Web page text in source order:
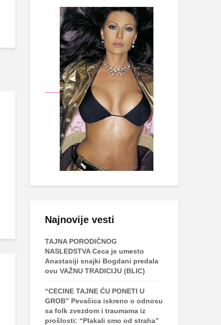
Najnovije vesti
TAJNA PORODIČNOG
NASLEDSTVA Ceca je umesto
Anastasiji snajki Bogdani predala
ovu VAŽNU TRADICIJU (BLIC)
“CECINE TAJNE ĆU PONETI U
GROB” Pevačica iskreno o odnosu
sa folk zvezdom i traumama iz
prošlosti: “Plakali smo od straha”